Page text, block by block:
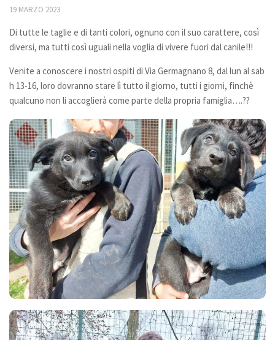
I volontari
Eventi
I nostri ospiti
Cani
Cani taglia grande
Cani taglia media
Cani taglia piccola
Gatti
Sostienici
Diventa volontario
Diventa socio
Donazioni
5×1000
Ambulatorio veterinario
19 MARZO 2023
Di tutte le taglie e di tanti colori, ognuno con il suo carattere, così
diversi, ma tutti così uguali nella voglia di vivere fuori dal canile!!!
Venite a conoscere i nostri ospiti di Via Germagnano 8, dal lun al sab
h 13-16, loro dovranno stare lì tutto il giorno, tutti i giorni, finchè
qualcuno non li accoglierà come parte della propria famiglia….??